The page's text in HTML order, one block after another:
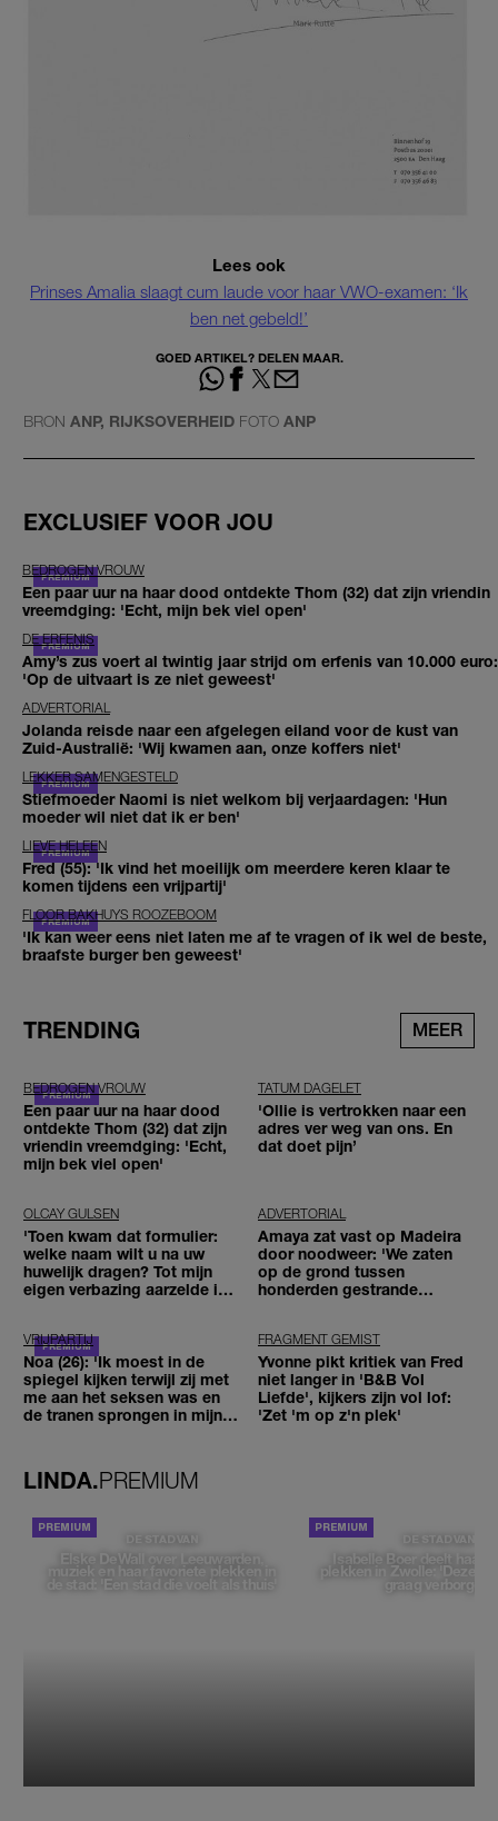
Lees ook
Prinses Amalia slaagt cum laude voor haar VWO-examen: ‘Ik
ben net gebeld!’
GOED ARTIKEL? DELEN MAAR.
BRON ANP, RIJKSOVERHEID FOTO ANP
EXCLUSIEF VOOR JOU
BEDROGEN VROUW
Een paar uur na haar dood ontdekte Thom (32) dat zijn vriendin
vreemdging: 'Echt, mijn bek viel open'
DE ERFENIS
Amy’s zus voert al twintig jaar strijd om erfenis van 10.000 euro:
'Op de uitvaart is ze niet geweest'
ADVERTORIAL
Jolanda reisde naar een afgelegen eiland voor de kust van
Zuid-Australië: 'Wij kwamen aan, onze koffers niet'
LEKKER SAMENGESTELD
Stiefmoeder Naomi is niet welkom bij verjaardagen: 'Hun
moeder wil niet dat ik er ben'
LIEVE HELEEN
Fred (55): 'Ik vind het moeilijk om meerdere keren klaar te
komen tijdens een vrijpartij'
FLOOR BAKHUYS ROOZEBOOM
'Ik kan weer eens niet laten me af te vragen of ik wel de beste,
braafste burger ben geweest'
TRENDING MEER
BEDROGEN VROUW
Een paar uur na haar dood
ontdekte Thom (32) dat zijn
vriendin vreemdging: 'Echt,
mijn bek viel open'
TATUM DAGELET
'Ollie is vertrokken naar een
adres ver weg van ons. En
dat doet pijn’
OLCAY GULSEN
'Toen kwam dat formulier:
welke naam wilt u na uw
huwelijk dragen? Tot mijn
eigen verbazing aarzelde ik
ADVERTORIAL
Amaya zat vast op Madeira
door noodweer: 'We zaten
op de grond tussen
honderden gestrande
VRIJPARTIJ
Noa (26): 'Ik moest in de
spiegel kijken terwijl zij met
me aan het seksen was en
de tranen sprongen in mijn
FRAGMENT GEMIST
Yvonne pikt kritiek van Fred
niet langer in 'B&B Vol
Liefde', kijkers zijn vol lof:
'Zet 'm op z'n plek'
LINDA.PREMIUM
DE STAD VAN
Elske DeWall over Leeuwarden,
muziek en haar favoriete plekken in
de stad: 'Een stad die voelt als thuis'
DE STAD VAN
Isabelle Boer deelt haar
plekken in Zwolle: 'Deze
graag verborgen'